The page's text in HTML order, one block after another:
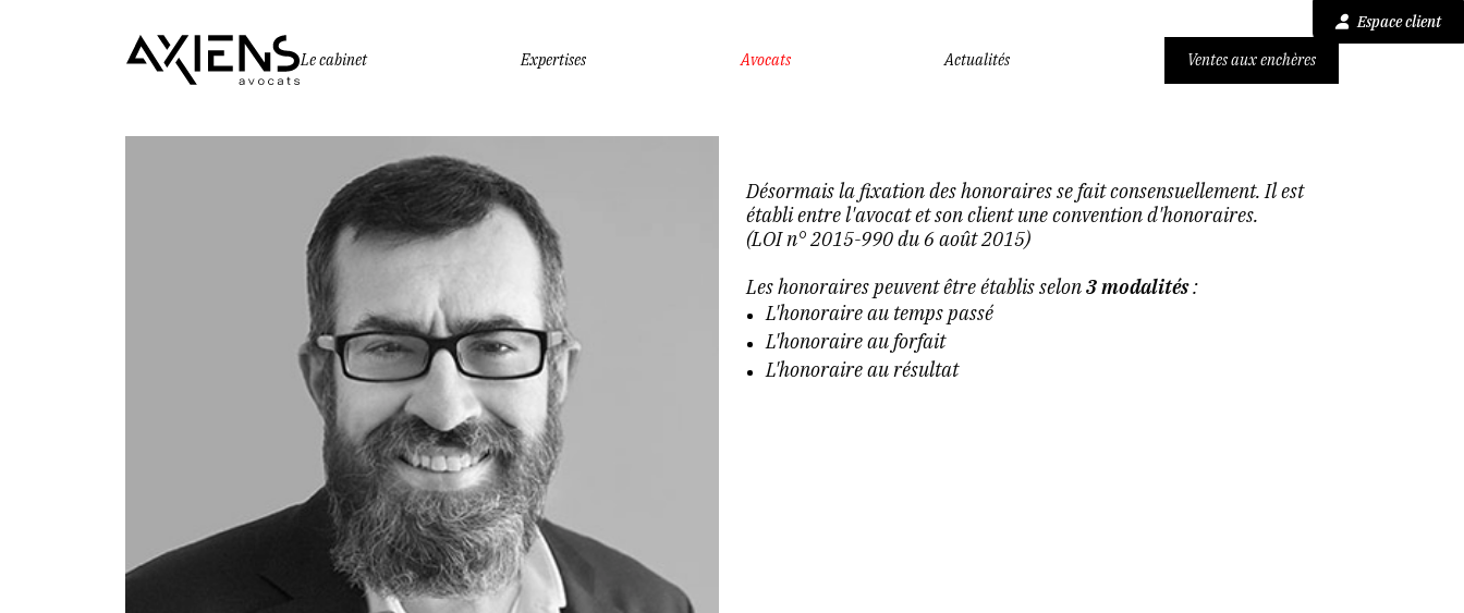
Espace client
Le cabinet
Expertises Avocats Actualités Ventes aux enchères
Désormais la fixation des honoraires se fait consensuellement. Il est
établi entre l'avocat et son client une convention d'honoraires.
(LOI n° 2015-990 du 6 août 2015)
Les honoraires peuvent être établis selon3 modalités:
L'honoraire au temps passé
L'honoraire au forfait
L'honoraire au résultat